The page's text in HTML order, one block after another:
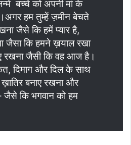
बच्चे को अपनी मां के
हम तुम्हें ज़मीन बेचते
जैसे कि हमें प्यार है,
जैसा कि हमने ख़याल रखा
रखना जैसी कि वह आज है।
दिमाग और दिल के साथ
बनाए रखना और
जैसे कि भगवान को हम